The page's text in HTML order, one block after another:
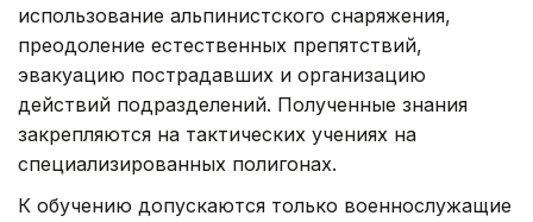
использование альпинистского снаряжения,
преодоление естественных препятствий,
эвакуацию пострадавших и организацию
действий подразделений. Полученные знания
закрепляются на тактических учениях на
специализированных полигонах.
К обучению допускаются только военнослужащие